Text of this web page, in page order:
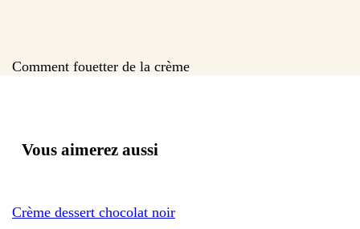
Comment fouetter de la crème
Vous aimerez aussi
Crème dessert chocolat noir